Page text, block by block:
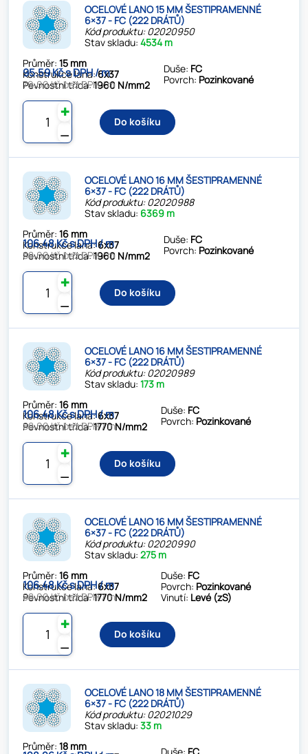
OCELOVÉ LANO 15 MM ŠESTIPRAMENNÉ
6×37 - FC (222 DRÁTŮ)
Kód produktu: 02020950
Stav skladu:4534 m
Průměr:15 mm
Konstrukce lana:6x37
Pevnostní třída:1960 N/mm2
Duše: FC
Povrch: Pozinkované
95.59 Kč s DPH / m
79.00 Kč bez DPH / m
⚊
✚
Do košíku
OCELOVÉ LANO 16 MM ŠESTIPRAMENNÉ
6×37 - FC (222 DRÁTŮ)
Kód produktu: 02020988
Stav skladu: 6369 m
Průměr:16 mm
Konstrukce lana:6x37
Pevnostní třída:1960 N/mm2
Duše: FC
Povrch: Pozinkované
106.48 Kč s DPH / m
88.00 Kč bez DPH / m
⚊
✚
Do košíku
OCELOVÉ LANO 16 MM ŠESTIPRAMENNÉ
6×37 - FC (222 DRÁTŮ)
Kód produktu: 02020989
Stav skladu:173 m
Průměr:16 mm
Konstrukce lana:6x37
Pevnostní třída:1770 N/mm2
Duše: FC
Povrch: Pozinkované
106.48 Kč s DPH / m
88.00 Kč bez DPH / m
⚊
✚
Do košíku
OCELOVÉ LANO 16 MM ŠESTIPRAMENNÉ
6×37 - FC (222 DRÁTŮ)
Kód produktu: 02020990
Stav skladu:275 m
Průměr:16 mm
Konstrukce lana:6x37
Pevnostní třída:1770 N/mm2
Duše: FC
Povrch: Pozinkované
Vinutí: Levé (zS)
106.48 Kč s DPH / m
88.00 Kč bez DPH / m
⚊
✚
Do košíku
OCELOVÉ LANO 18 MM ŠESTIPRAMENNÉ
6×37 - FC (222 DRÁTŮ)
Kód produktu: 02021029
Stav skladu:33 m
Průměr:18 mm